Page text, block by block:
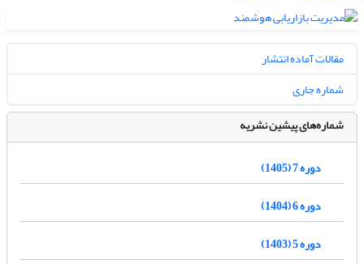
مقالات آماده انتشار
شماره جاری
شماره‌های پیشین نشریه
دوره 7 (1405)
دوره 6 (1404)
دوره 5 (1403)